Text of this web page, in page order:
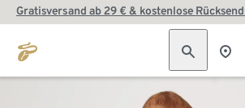
Gratisversand ab 29 € & kostenlose